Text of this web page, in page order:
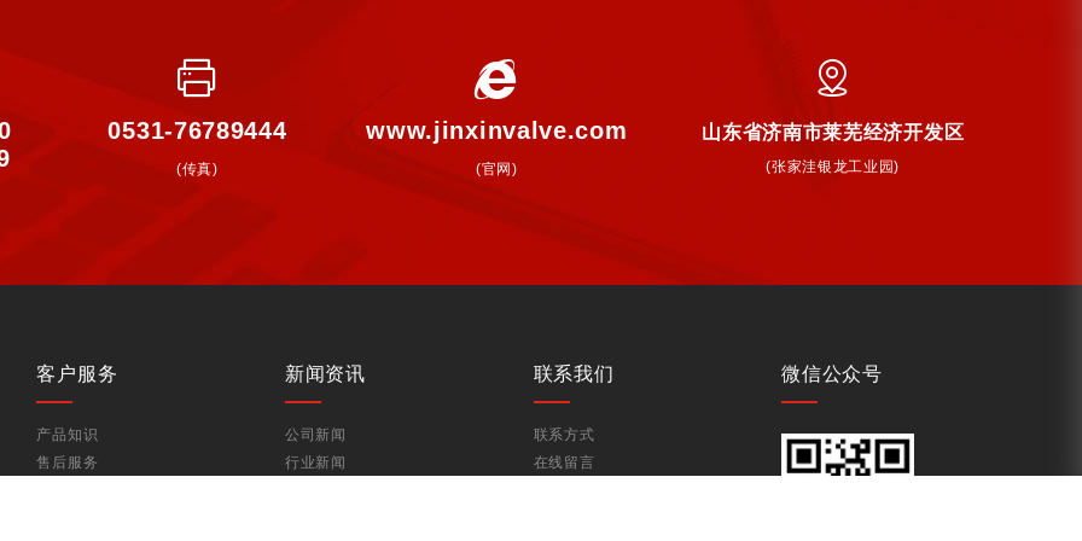
0531-76789444
(传真)
www.jinxinvalve.com
(官网)
山东省济南市莱芜经济开发区
(张家洼银龙工业园)
客户服务
产品知识
售后服务
新闻资讯
公司新闻
行业新闻
联系我们
联系方式
在线留言
微信公众号